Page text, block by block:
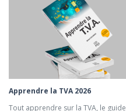
Apprendre la TVA 2026
Tout apprendre sur la TVA, le guide